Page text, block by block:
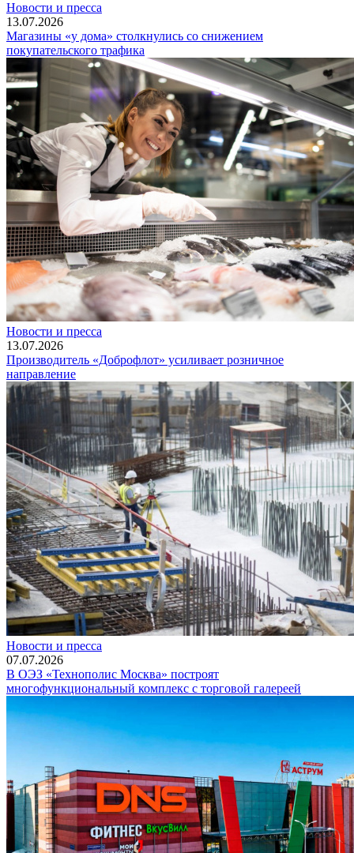
Новости и пресса
13.07.2026
Магазины «у дома» столкнулись со снижением
покупательского трафика
Новости и пресса
13.07.2026
Производитель «Доброфлот» усиливает розничное
направление
Новости и пресса
07.07.2026
В ОЭЗ «Технополис Москва» построят
многофункциональный комплекс с торговой галереей